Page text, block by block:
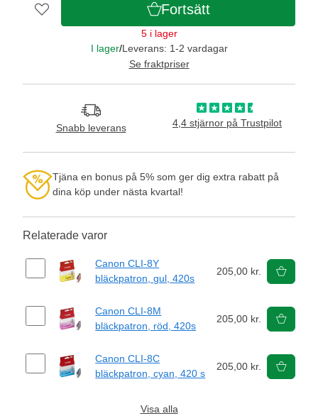
Fortsätt
5 i lager
I lager/Leverans: 1-2 vardagar
Se fraktpriser
Snabb leverans 4,4 stjärnor på Trustpilot
Tjäna en bonus på 5% som ger dig extra rabatt på
dina köp under nästa kvartal!
Relaterade varor
Canon CLI-8Y
bläckpatron, gul, 420s
205,00 kr.
Canon CLI-8M
bläckpatron, röd, 420s
205,00 kr.
Canon CLI-8C
bläckpatron, cyan, 420 s
205,00 kr.
Visa alla